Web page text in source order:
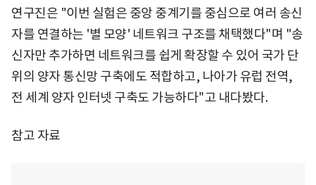
연구진은 "이번 실험은 중앙 중계기를 중심으로 여러 송신
자를 연결하는 '별 모양' 네트워크 구조를 채택했다"며 "송
신자만 추가하면 네트워크를 쉽게 확장할 수 있어 국가 단
위의 양자 통신망 구축에도 적합하고, 나아가 유럽 전역,
전 세계 양자 인터넷 구축도 가능하다"고 내다봤다.
참고 자료